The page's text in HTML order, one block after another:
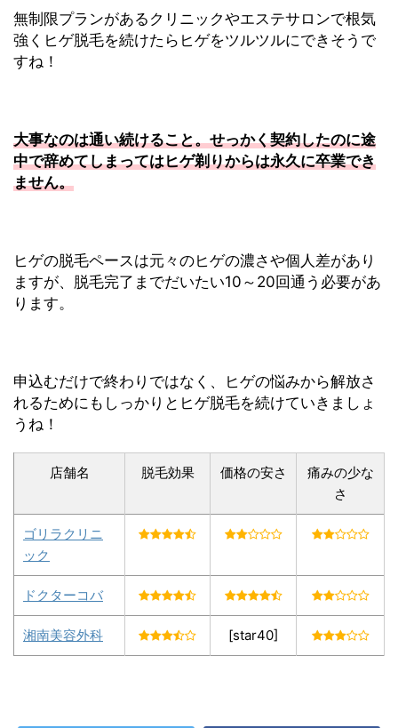
無制限プランがあるクリニックやエステサロンで根気
強くヒゲ脱毛を続けたらヒゲをツルツルにできそうで
すね！
大事なのは通い続けること。せっかく契約したのに途
中で辞めてしまってはヒゲ剃りからは永久に卒業でき
ません。
ヒゲの脱毛ペースは元々のヒゲの濃さや個人差があり
ますが、脱毛完了までだいたい10～20回通う必要があ
ります。
申込むだけで終わりではなく、ヒゲの悩みから解放さ
れるためにもしっかりとヒゲ脱毛を続けていきましょ
うね！
店舗名 脱毛効果 価格の安さ
痛みの少な
さ
ゴリラクリニ
ック
ドクターコバ
湘南美容外科 [star40]